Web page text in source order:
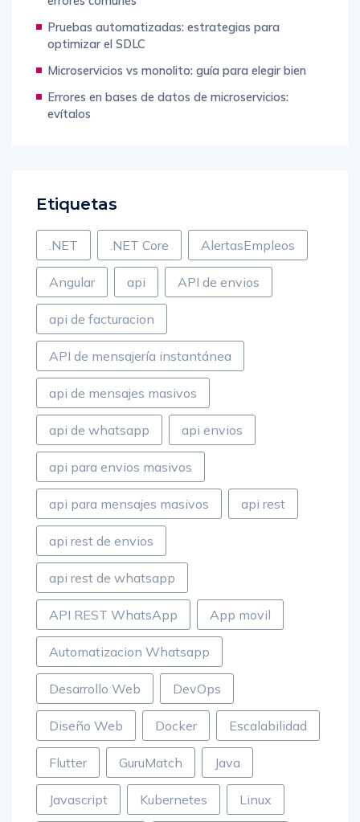
Pruebas automatizadas: estrategias para
optimizar el SDLC
Microservicios vs monolito: guía para elegir bien
Errores en bases de datos de microservicios:
evítalos
Etiquetas
.NET .NET Core AlertasEmpleos
Angular api API de envios
api de facturacion
API de mensajería instantánea
api de mensajes masivos
api de whatsapp api envios
api para envios masivos
api para mensajes masivos api rest
api rest de envios
api rest de whatsapp
API REST WhatsApp App movil
Automatizacion Whatsapp
Desarrollo Web DevOps
Diseño Web Docker Escalabilidad
Flutter GuruMatch Java
Javascript Kubernetes Linux